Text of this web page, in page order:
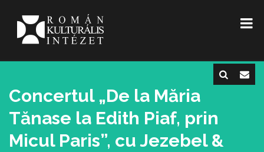
Concertul „De la Măria
Tănase la Edith Piaf, prin
Micul Paris”, cu Jezebel &